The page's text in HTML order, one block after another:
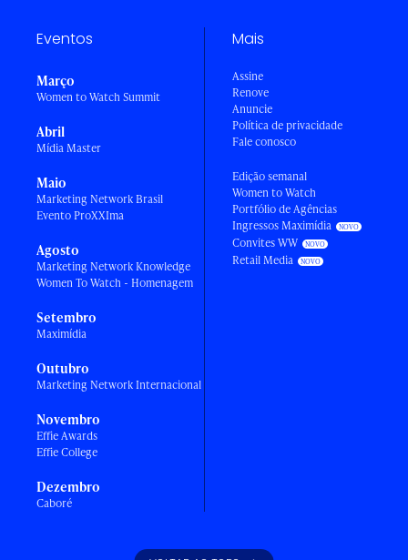
Eventos
Março
Women to Watch Summit
Abril
Mídia Master
Maio
Marketing Network Brasil
Evento ProXXIma
Agosto
Marketing Network Knowledge
Women To Watch - Homenagem
Setembro
Maximídia
Outubro
Marketing Network Internacional
Novembro
Effie Awards
Effie College
Dezembro
Caboré
Mais
Assine
Renove
Anuncie
Política de privacidade
Fale conosco
Edição semanal
Women to Watch
Portfólio de Agências
Ingressos Maximídia
Convites WW
Retail Media